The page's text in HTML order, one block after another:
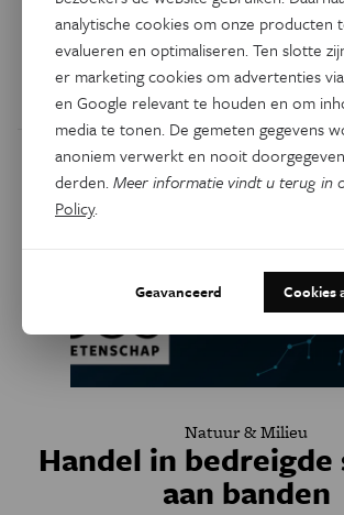
regenwoud
Zoogdieren en vogels zijn in tropische
wordt gejaagd 83 en 58 procent
Natuur & Milieu
Handel in
aan banden
analytische cookies om onze producten
evalueren en optimaliseren. Ten slotte
er marketing cookies om advertenties
en Google relevant te houden en om
media te tonen. De gemeten gegevens
anoniem verwerkt en nooit
derden.Meer informatie vindt u terug in
Policy.
Geavanceerd Cookies